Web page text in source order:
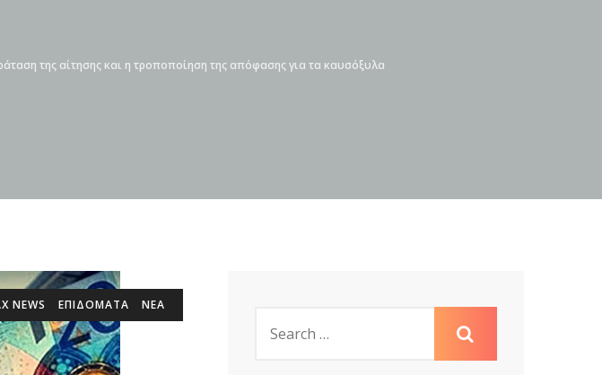
της αίτησης και η τροποποίηση της απόφασης για τα καυσόξυλα
NEWS ΕΠΙΔΌΜΑΤΑ ΝΕΑ